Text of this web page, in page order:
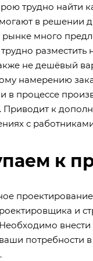
трудно найти
в решении
рынке много
не дешёвый
намерению
в процессе
Приводит к
с
к
и
потребности